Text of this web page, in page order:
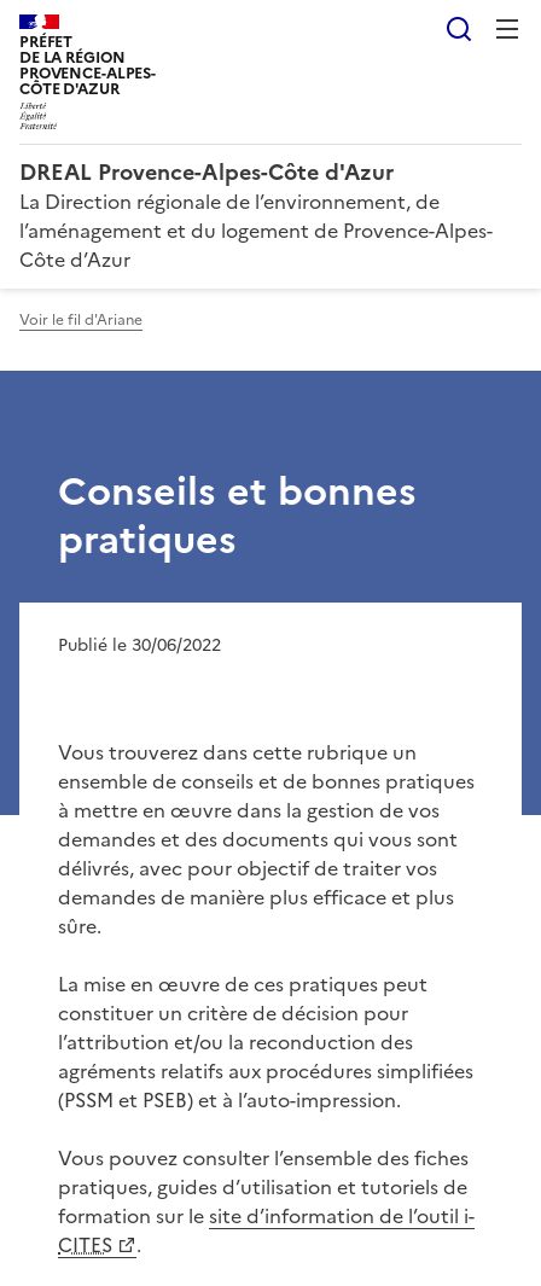
PRÉFET
DE LA RÉGION
PROVENCE-ALPES-
CÔTE D'AZUR
DREAL Provence-Alpes-Côte d'Azur
La Direction régionale de l’environnement, de
l’aménagement et du logement de Provence-Alpes-
Côte d’Azur
Voir le fil d'Ariane
Conseils et bonnes
pratiques
Publié le 30/06/2022
Vous trouverez dans cette rubrique un
ensemble de conseils et de bonnes pratiques
à mettre en œuvre dans la gestion de vos
demandes et des documents qui vous sont
délivrés, avec pour objectif de traiter vos
demandes de manière plus efficace et plus
sûre.
La mise en œuvre de ces pratiques peut
constituer un critère de décision pour
l’attribution et/ou la reconduction des
agréments relatifs aux procédures simplifiées
(PSSM et PSEB) et à l’auto-impression.
Vous pouvez consulter l’ensemble des fiches
pratiques, guides d’utilisation et tutoriels de
formation sur lesite d’information de l’outil i-
CITES
.